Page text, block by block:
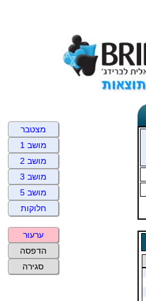
מצטבר
מושב 1
מושב 2
מושב 3
מושב 5
חלוקות
ערעור
הדפסה
סגירה